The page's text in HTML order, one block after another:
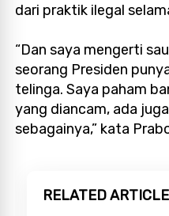
dari praktik ilegal
“Dan saya mengerti
seorang Presiden
telinga. Saya paham
yang diancam, ada
sebagainya,” kata
RELATED ARTICLE